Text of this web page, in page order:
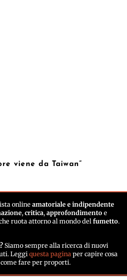
viene da Taiwan”
online amatoriale e indipendente
, critica, approfondimento e
ruota attorno al mondo del fumetto.
Siamo sempre alla ricerca di nuovi
Leggi questa pagina per capire cosa
fare per proporti.